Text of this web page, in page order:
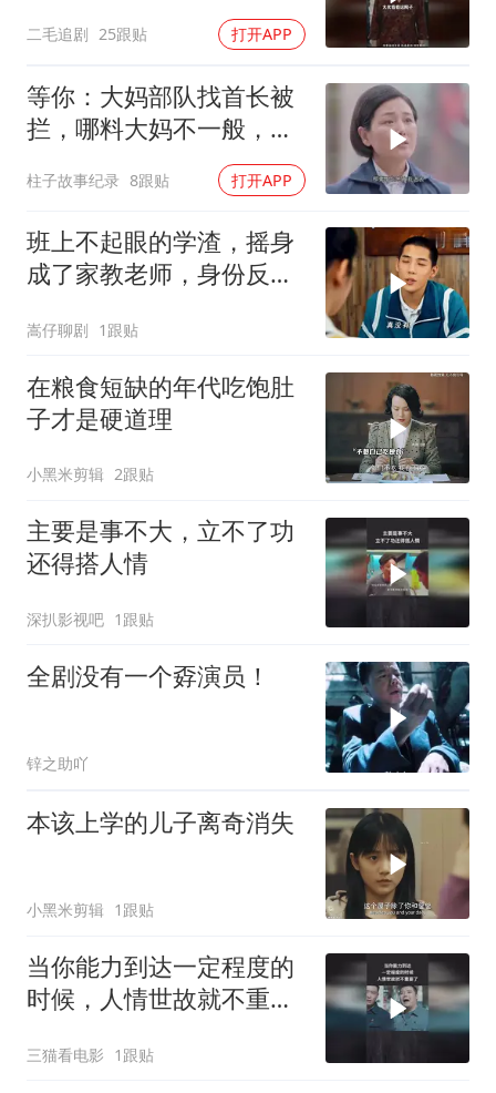
二毛追剧 25跟贴 打开APP
等你：大妈部队找首长被
拦，哪料大妈不一般，首
柱子故事纪录 8跟贴 打开APP
班上不起眼的学渣，摇身
成了家教老师，身份反转
嵩仔聊剧 1跟贴
在粮食短缺的年代吃饱肚
子才是硬道理
小黑米剪辑 2跟贴
主要是事不大，立不了功
还得搭人情
深扒影视吧 1跟贴
全剧没有一个孬演员！
锌之助吖
本该上学的儿子离奇消失
小黑米剪辑 1跟贴
当你能力到达一定程度的
时候，人情世故就不重要
三猫看电影 1跟贴